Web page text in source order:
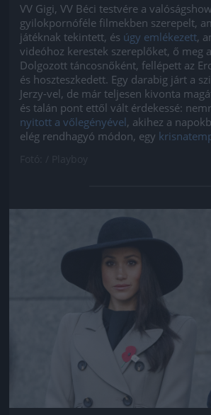
VV Gigi, VV Béci testvére a
gyilokpornóféle filmekben szerepelt,
játéknak tekintett, és úgy emlékezett,
videóhoz kerestek szereplőket, ő meg
Dolgozott táncosnőként, fellépett az
és hoszteszkedett. Egy darabig járt a
Jerzy-vel, de már teljesen kivonta
és talán pont ettől vált érdekessé:
nyitott a vőlegényével, akihez a
elég rendhagyó módon, egy
Jön még kép!